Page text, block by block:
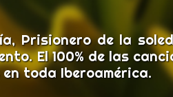
Prisionero de la
El 100% de las
toda Iberoamérica.